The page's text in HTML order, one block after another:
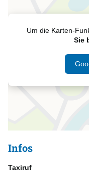
Um die Karten-
Sie
Infos
Taxiruf